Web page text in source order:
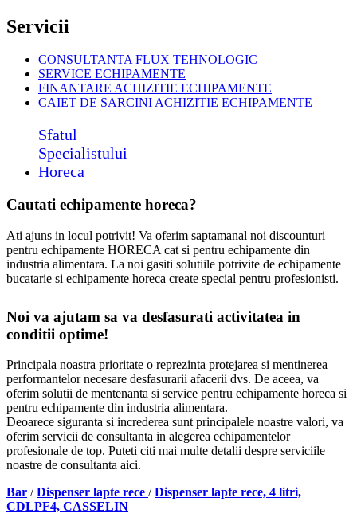
Servicii
CONSULTANTA FLUX TEHNOLOGIC
SERVICE ECHIPAMENTE
FINANTARE ACHIZITIE ECHIPAMENTE
CAIET DE SARCINI ACHIZITIE ECHIPAMENTE
Sfatul
Specialistului
Horeca
Cautati echipamente horeca?
Ati ajuns in locul potrivit! Va oferim saptamanal noi discounturi
pentru echipamente HORECA cat si pentru echipamente din
industria alimentara. La noi gasiti solutiile potrivite de echipamente
bucatarie si echipamente horeca create special pentru profesionisti.
Noi va ajutam sa va desfasurati activitatea in
conditii optime!
Principala noastra prioritate o reprezinta protejarea si mentinerea
performantelor necesare desfasurarii afacerii dvs. De aceea, va
oferim solutii de mentenanta si service pentru echipamente horeca si
pentru echipamente din industria alimentara.
Deoarece siguranta si increderea sunt principalele noastre valori, va
oferim servicii de consultanta in alegerea echipamentelor
profesionale de top. Puteti citi mai multe detalii despre serviciile
noastre de consultanta aici.
Bar /Dispenser lapte rece /Dispenser lapte rece, 4 litri,
CDLPF4, CASSELIN